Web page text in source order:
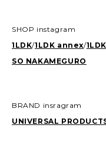
SHOP instagram
1LDK/1LDK annex/
SO NAKAMEGURO
BRAND insragram
UNIVERSAL